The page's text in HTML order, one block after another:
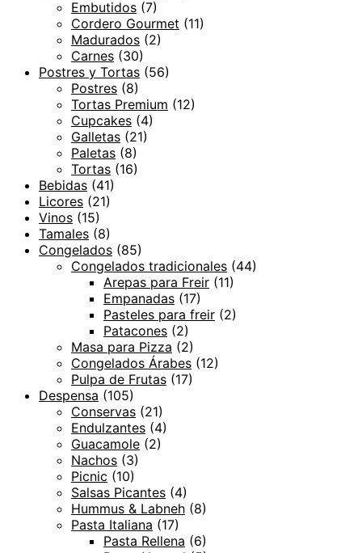
Embutidos (7)
Cordero Gourmet (11)
Madurados (2)
Carnes (30)
Postres y Tortas (56)
Postres (8)
Tortas Premium (12)
Cupcakes (4)
Galletas (21)
Paletas (8)
Tortas (16)
Bebidas (41)
Licores (21)
Vinos (15)
Tamales (8)
Congelados (85)
Congelados tradicionales (44)
Arepas para Freir (11)
Empanadas (17)
Pasteles para freir (2)
Patacones (2)
Masa para Pizza (2)
Congelados Árabes (12)
Pulpa de Frutas (17)
Despensa (105)
Conservas (21)
Endulzantes (4)
Guacamole (2)
Nachos (3)
Picnic (10)
Salsas Picantes (4)
Hummus & Labneh (8)
Pasta Italiana (17)
Pasta Rellena (6)